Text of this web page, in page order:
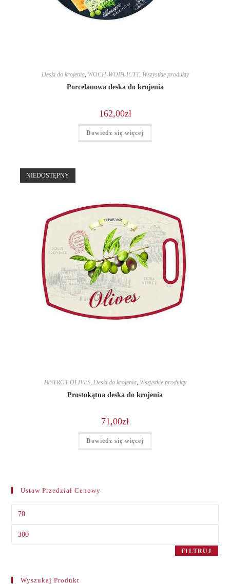
Deski do krojenia, WOCH-WOPA-ICTT, Wszystkie produkty
Porcelanowa deska do krojenia
162,00zł
Dowiedz się więcej
NIEDOSTĘPNY
BISTROT OLIVES, Deski do krojenia, Wszystkie produkty
Prostokątna deska do krojenia
71,00zł
Dowiedz się więcej
Ustaw Przedział Cenowy
FILTRUJ
Wyszukaj Produkt